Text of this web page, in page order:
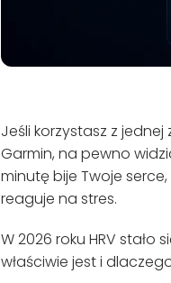
Jeśli korzystasz z jednej
Garmin, na pewno
minutę bije Twoje
reaguje na stres.
W 2026 roku HRV
właściwie jest i